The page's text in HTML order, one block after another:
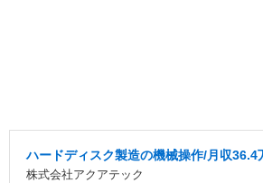
ハードディスク製造の機械操作/月収
株式会社アクアテック